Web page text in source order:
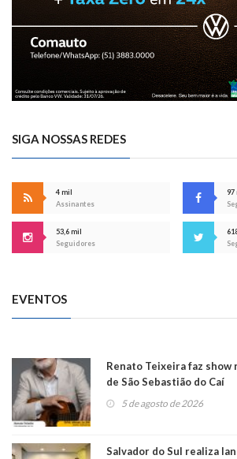
SIGA NOSSAS REDES
4 mil
Assinantes
97
53,6 mil
Seguidores
EVENTOS
Renato Teixeira faz
de São Sebastião do Caí
5 de agosto de 2026
Salvador do Sul realiza